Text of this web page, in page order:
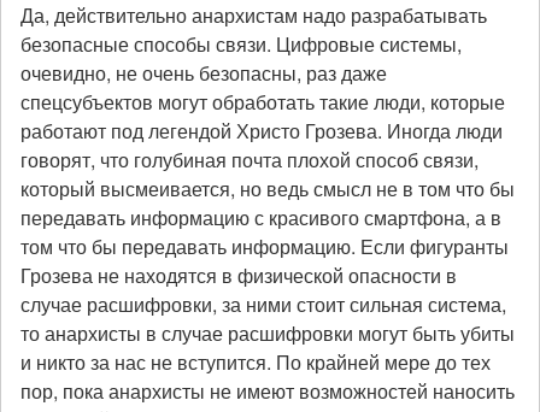
Да, действительно анархистам надо разрабатывать
безопасные способы связи. Цифровые системы,
очевидно, не очень безопасны, раз даже
спецсубъектов могут обработать такие люди, которые
работают под легендой Христо Грозева. Иногда люди
говорят, что голубиная почта плохой способ связи,
который высмеивается, но ведь смысл не в том что бы
передавать информацию с красивого смартфона, а в
том что бы передавать информацию. Если фигуранты
Грозева не находятся в физической опасности в
случае расшифровки, за ними стоит сильная система,
то анархисты в случае расшифровки могут быть убиты
и никто за нас не вступится. По крайней мере до тех
пор, пока анархисты не имеют возможностей наносить